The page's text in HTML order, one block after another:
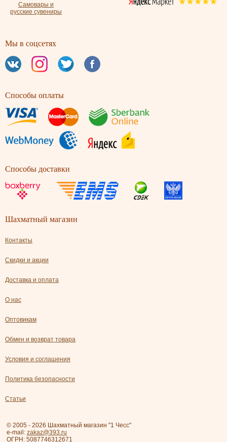
Самовары и
русские сувениры
Мы в соцсетях
Способы оплаты
Способы доставки
Шахматный магазин
Контакты
Скидки и акции
Доставка и оплата
О нас
Оптовикам
Обмен и возврат товара
Условия и соглашения
Политика безопасности
Статьи
© 2005 - 2026 Шахматный магазин "1 Чесс"
e-mail: zakaz@393.ru
ОГРН: 5087746312671